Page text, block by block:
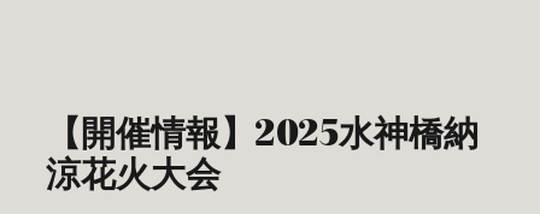
【開催情報】2025水神橋納
涼花火大会